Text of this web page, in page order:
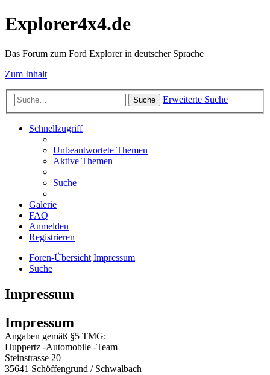
Explorer4x4.de
Das Forum zum Ford Explorer in deutscher Sprache
Zum Inhalt
Suche Erweiterte Suche
Schnellzugriff
Unbeantwortete Themen
Aktive Themen
Suche
Galerie
FAQ
Anmelden
Registrieren
Foren-Übersicht Impressum
Suche
Impressum
Impressum
Angaben gemäß §5 TMG:
Huppertz -Automobile -Team
Steinstrasse 20
35641 Schöffengrund / Schwalbach